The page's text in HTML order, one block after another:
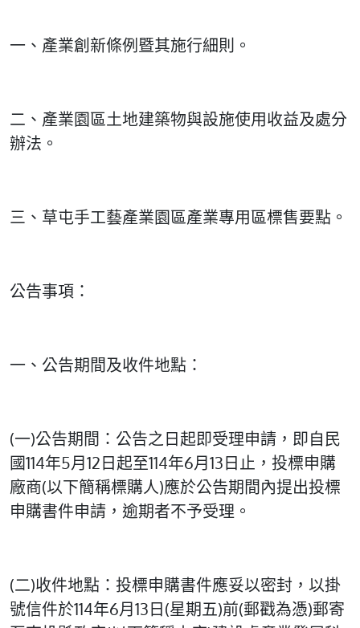
一、產業創新條例暨其施行細則。
二、產業園區土地建築物與設施使用收益及處分
辦法。
三、草屯手工藝產業園區產業專用區標售要點。
公告事項：
一、公告期間及收件地點：
(一)公告期間：公告之日起即受理申請，即自民
國114年5月12日起至114年6月13日止，投標申購
廠商(以下簡稱標購人)應於公告期間內提出投標
申購書件申請，逾期者不予受理。
(二)收件地點：投標申購書件應妥以密封，以掛
號信件於114年6月13日(星期五)前(郵戳為憑)郵寄